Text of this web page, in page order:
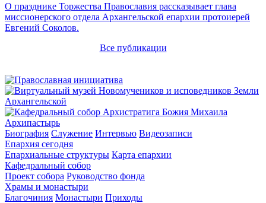
О празднике Торжества Православия рассказывает глава
миссионерского отдела Архангельской епархии протоиерей
Евгений Соколов.
Все публикации
Архипастырь
Биография Служение Интервью Видеозаписи
Епархия сегодня
Епархиальные структуры Карта епархии
Кафедральный собор
Проект собора Руководство фонда
Храмы и монастыри
Благочиния Монастыри Приходы